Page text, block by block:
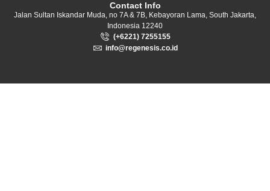
Contact Info
Jalan Sultan Iskandar Muda, no 7A & 7B, Kebayoran Lama, South Jakarta,
Indonesia 12240
(+6221) 7255155
info@regenesis.co.id